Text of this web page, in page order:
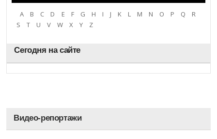
A B C D E F G H I J K L M N O P Q
R
S
T U V W X Y Z
Сегодня на сайте
Видео-репортажи